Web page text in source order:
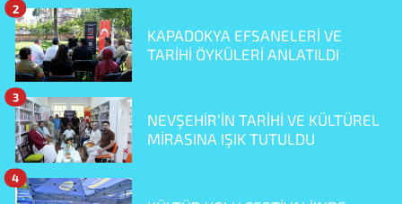
KAPADOKYA EFSANELERİ VE
TARİHİ ÖYKÜLERİ ANLATILDI
2
NEVŞEHİR’İN TARİHİ VE KÜLTÜREL
MİRASINA IŞIK TUTULDU
3
4